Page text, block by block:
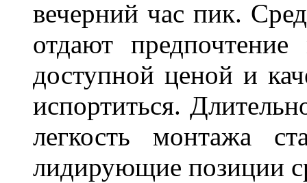
вечерний час пик.
отдают
доступной ценой и
испортиться.
легкость монтажа
лидирующие